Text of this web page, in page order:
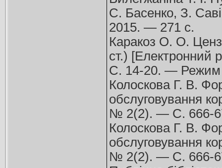
С. Басенко, З.
2015. — 271 с.
Каракоз О. О.
ст.) [Електронний
С. 14-20. — Режим
Колоскова Г. В.
обслуговування
№ 2(2). — С. 666-
Колоскова Г. В.
обслуговування
№ 2(2). — С. 666-